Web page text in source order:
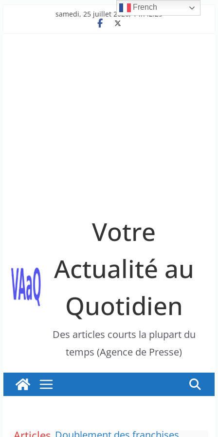
samedi, 25 juillet 2026, 14h42:29
Votre
Actualité au
Quotidien
Des articles courts la plupart du
temps (Agence de Presse)
French